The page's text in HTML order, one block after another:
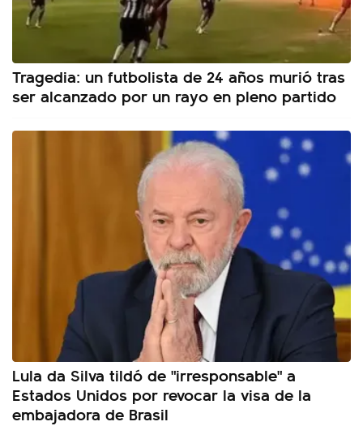
Tragedia: un futbolista de 24 años murió tras
ser alcanzado por un rayo en pleno partido
Lula da Silva tildó de "irresponsable" a
Estados Unidos por revocar la visa de la
embajadora de Brasil